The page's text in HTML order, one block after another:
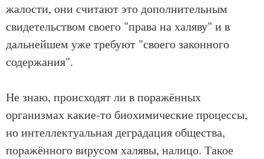
жалости, они считают это дополнительным
свидетельством своего "права на халяву" и в
дальнейшем уже требуют "своего законного
содержания".
Не знаю, происходят ли в поражённых
организмах какие-то биохимические процессы,
но интеллектуальная деградация общества,
поражённого вирусом халявы, налицо. Такое